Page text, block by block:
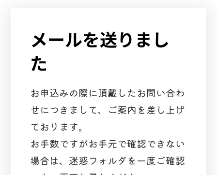
メールを送りまし
た
お申込みの際に頂戴したお問い合わ
せにつきまして、ご案内を差し上げ
ております。
お手数ですがお手元で確認できない
場合は、迷惑フォルダを一度ご確認